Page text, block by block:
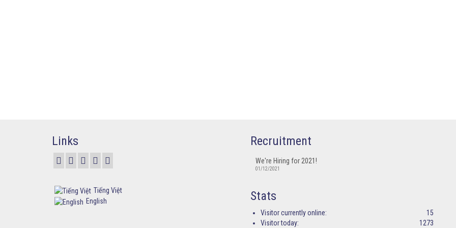
Links
Tiếng Việt
English
Recruitment
We're Hiring for 2021!
01/12/2021
Stats
15
Visitor currently online:
1273
Visitor today: